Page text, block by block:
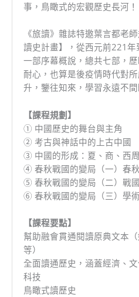
事，鳥瞰式的宏觀歷史長河！
《旅讀》雜誌特邀葉言都老
讀史計畫】，從西元前221
一部序幕概說，總共七部，
耐心，也算是後疫情時代對
升，鑒往知來，學習永遠不
【課程規劃】
① 中國歷史的舞台與主角
② 考古與神話中的上古中國
③ 中國的形成：夏、商、西周
④ 春秋戰國的變局（一）春秋
⑤ 春秋戰國的變局（二）戰國
⑥ 春秋戰國的變局（三）學
【課程要點】
幫助融會貫通閱讀原典文本
等）
全面讀通歷史，涵蓋經濟、
科技
鳥瞰式讀歷史